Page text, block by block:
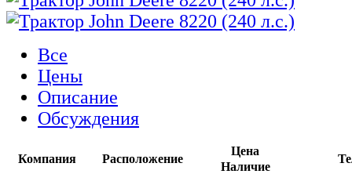
Все
Цены
Описание
Обсуждения
Компания Расположение
Цена
Наличие